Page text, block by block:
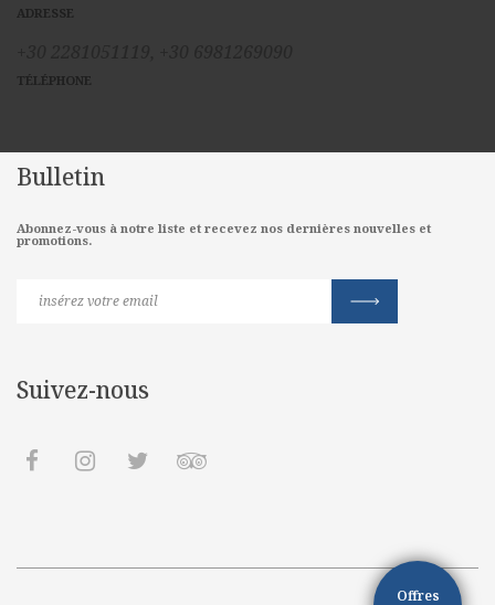
ADRESSE
TÉLÉPHONE
Bulletin
Abonnez-vous à notre liste et recevez nos dernières nouvelles et
promotions.
Suivez-nous
Offres